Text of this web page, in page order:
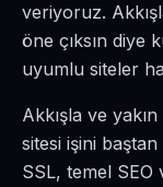
veriyoruz.
öne çıksın diye
uyumlu siteler
Akkışla ve
sitesi işini
SSL, temel SEO